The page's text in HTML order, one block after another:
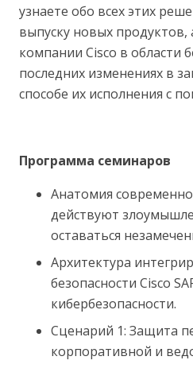
узнаете обо всех этих
выпуску новых продуктов,
компании Cisco в области
последних изменениях в
способе их исполнения с
Программа семинаров
Анатомия
действуют
оставаться
Архитектура
безопасности Cisco
кибербезопасности.
Сценарий 1: Защита
корпоративной и